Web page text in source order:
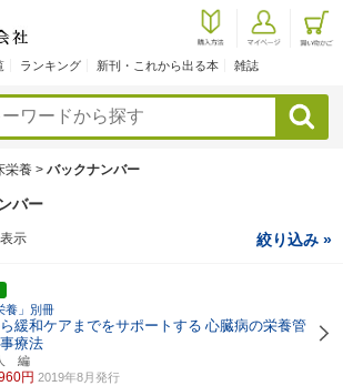
ランキング 新刊・これから出る本 雑誌
検索
栄養 > バックナンバー
バー
示 絞り込み »
養」別冊
緩和ケアまでをサポートする 心臓病の栄養管
療法
編
円 2019年8月発行